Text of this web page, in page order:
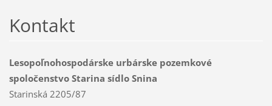
Kontakt
Lesopoľnohospodárske urbárske pozemkové
spoločenstvo Starina sídlo Snina
Starinská 2205/87